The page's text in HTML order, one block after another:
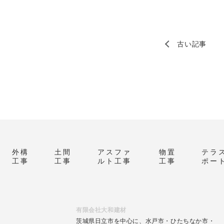
古い記事
外構
工事
土間
工事
アスファ
ルト工事
物置
工事
テラ
ポー
有限会社大和建材
茨城県日立市を中心に、水戸市・ひたちなか市・